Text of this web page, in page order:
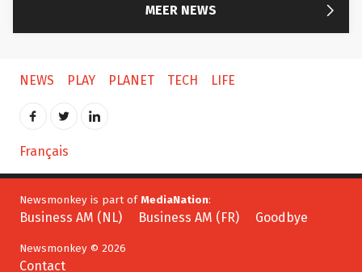
MEER NEWS 
NEWS PLAY PLANET TECH LIFE
Français
Newsmonkey is part ofMediaNation:
Business AM (NL) Business AM (FR) Goodbye
Newsmonkey © 2026
Contact